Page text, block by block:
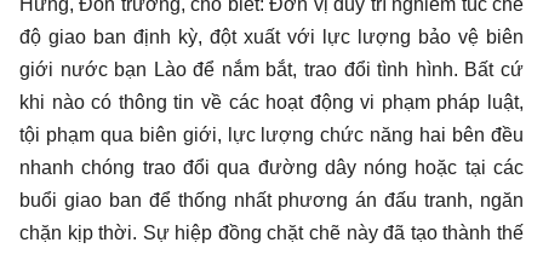
Hưng, Đồn trưởng, cho biết: Đơn vị duy trì nghiêm túc chế
độ giao ban định kỳ, đột xuất với lực lượng bảo vệ biên
giới nước bạn Lào để nắm bắt, trao đổi tình hình. Bất cứ
khi nào có thông tin về các hoạt động vi phạm pháp luật,
tội phạm qua biên giới, lực lượng chức năng hai bên đều
nhanh chóng trao đổi qua đường dây nóng hoặc tại các
buổi giao ban để thống nhất phương án đấu tranh, ngăn
chặn kịp thời. Sự hiệp đồng chặt chẽ này đã tạo thành thế